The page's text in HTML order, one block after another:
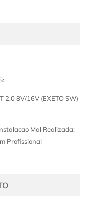
2.0 8V/16V (EXETO SW)
Mal Realizada;
Profissional